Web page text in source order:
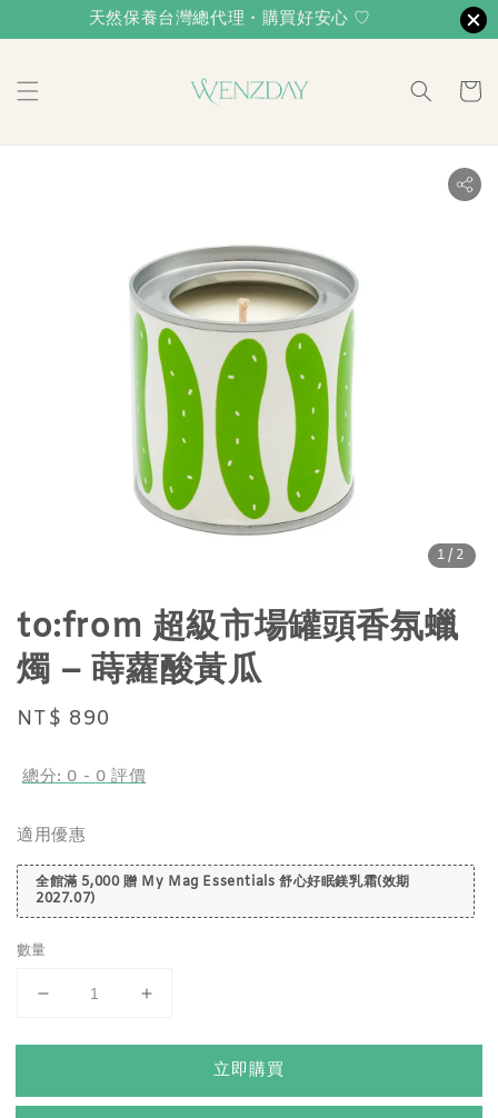
天然保養台灣總代理・購買好安心 ♡
1/2
to:from 超級市場罐頭香氛蠟
燭 – 蒔蘿酸黃瓜
Regular
NT$ 890
總分: 0 - 0 評價
適用優惠
全館滿 5,000 贈 My Mag Essentials 舒心好眠鎂乳霜(效期
2027.07)
數量
立即購買